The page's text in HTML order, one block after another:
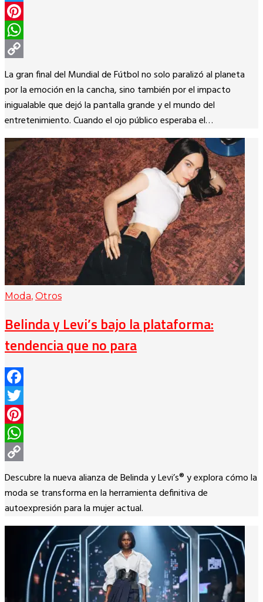
Twitter
Pinterest
WhatsApp
Copy
Link
La gran final del Mundial de Fútbol no solo paralizó al planeta
por la emoción en la cancha, sino también por el impacto
inigualable que dejó la pantalla grande y el mundo del
entretenimiento. Cuando el ojo público esperaba el…
Moda, Otros
Belinda y Levi’s bajo la plataforma:
tendencia que no para
Facebook
Twitter
Pinterest
WhatsApp
Copy
Link
Descubre la nueva alianza de Belinda y Levi’s® y explora cómo la
moda se transforma en la herramienta definitiva de
autoexpresión para la mujer actual.